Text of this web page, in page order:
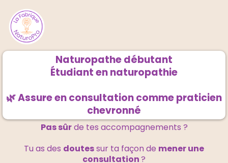
Naturopathe débutant
Étudiant en naturopathie
🌿 Assure en consultation comme praticien
chevronné
Pas sûrde tes accompagnements ?
Tu as des doutessur ta façon de mener une
consultation?